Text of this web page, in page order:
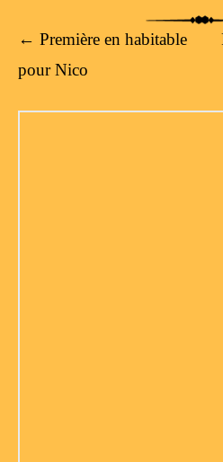
Post navigation
← Première en habitable
pour Nico